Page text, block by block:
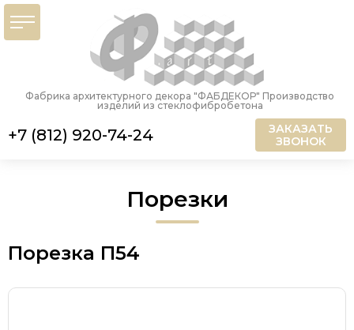
Фабрика архитектурного декора "ФАБДЕКОР" Производство
изделий из стеклофибробетона
+7 (812) 920-74-24
ЗАКАЗАТЬ
ЗВОНОК
Порезки
Порезка П54